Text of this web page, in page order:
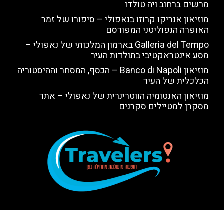
מרשים ברחוב ויה טולדו
מוזיאון אנריקו קרוזו בנאפולי – סיפורו של זמר
האופרה הנפוליטני המפורסם
Galleria del Tempo בארמון המלכותי של נאפולי –
מסע אינטראקטיבי בתולדות העיר
מוזיאון Banco di Napoli – הכסף, המסחר וההיסטוריה
הכלכלית של העיר
מוזיאון האנטומיה הווטרינרית של נאפולי – אתר
מסקרן למטיילים סקרנים